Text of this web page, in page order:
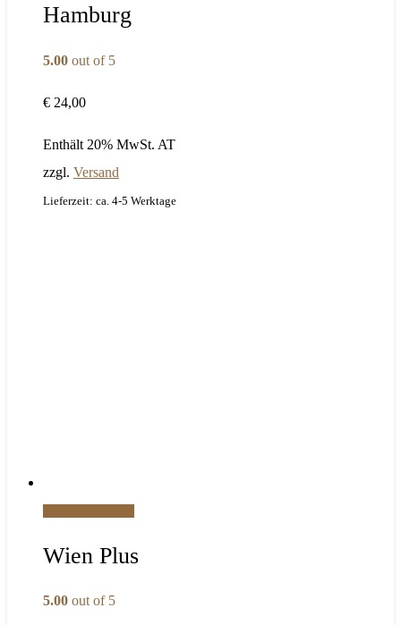
Hamburg
5.00 out of 5
€ 24,00
Enthält 20% MwSt. AT
zzgl. Versand
Lieferzeit: ca. 4-5 Werktage
Wien Plus
5.00 out of 5